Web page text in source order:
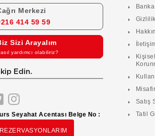
Merkezi
414 59 59
Sizi Arayalım
yardımcı olabiliriz?
Edin.
Seyahat Acentası Belge No :
REZERVASYONLARIM
Satış
Tatil